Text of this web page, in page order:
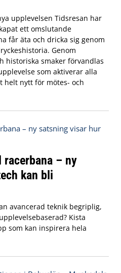
upplevelsen Tidsresan har
ett omslutande
får äta och dricka sig genom
Genom
historiska smaker förvandlas
som aktiverar alla
helt nytt för mötes- och
– ny
kan bli
avancerad teknik begriplig,
Kista
som kan inspirera hela